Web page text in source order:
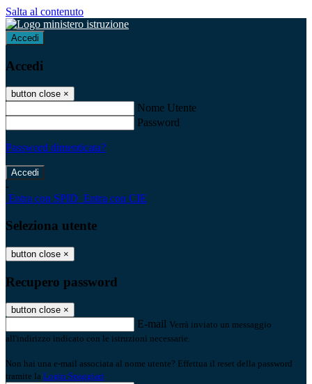
Salta al contenuto
Accedi
Accedi
button close ×
Nome Utente
Password
Password dimenticata?
-
Entra con SPID Entra con CIE
Seleziona utente
button close ×
Recupero password
button close ×
E-mail Verrà inviato un messaggio
all'indirizzo indicato con le istruzioni necessarie.
Non hai una e-mail associata al nome utente? Effettua il reset della password
tramite la Login Spaggiari